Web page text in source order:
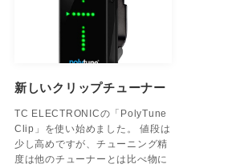
新しいクリップチューナー
TC ELECTRONICの「PolyTune
Clip」を使い始めました。 値段は
少し高めですが、チューニング精
度は他のチューナーとは比べ物に